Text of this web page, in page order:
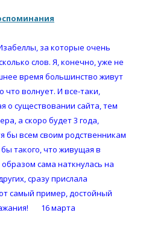
за которые очень
слов. Я, конечно, уже не
время большинство живут
что волнует. И все-таки,
о существовании сайта, тем
а скоро будет 3 года,
бы всем своим родственникам
такого, что живущая в
сама наткнулась на
сразу прислала
самый пример, достойный
16 марта